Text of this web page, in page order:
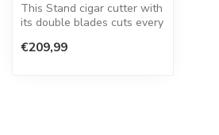
This Stand cigar cutter with
its double blades cuts every
€209,99